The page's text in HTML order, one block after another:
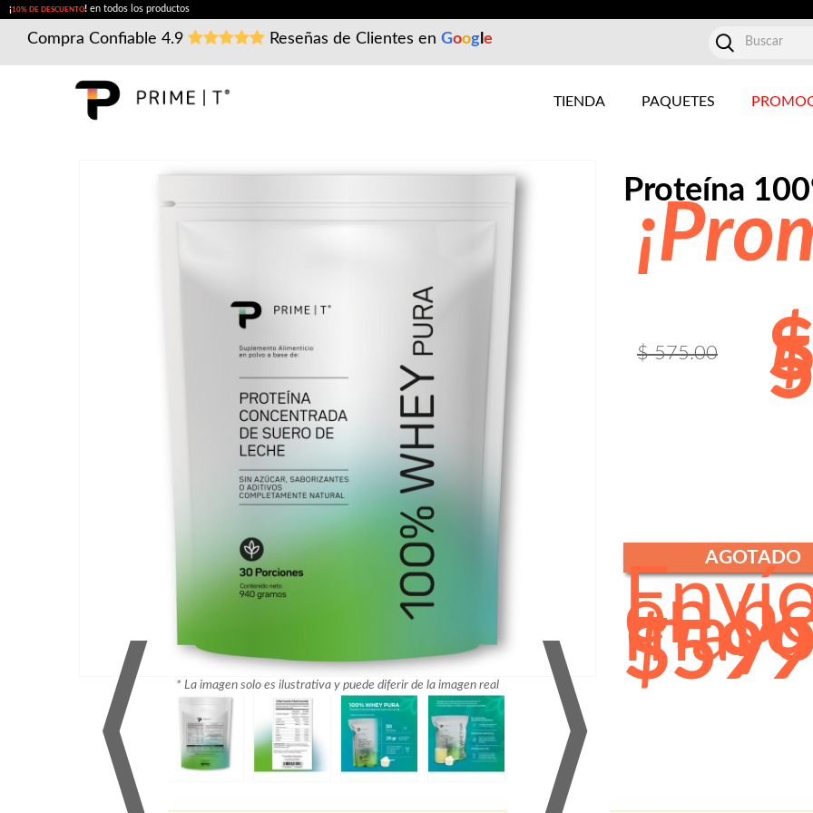
¡10% DE DESCUENTO!en todos los productos
Compra Confiable 4.9 Reseñas de Clientes en Goog e
TIENDA PAQUETES
* La imagen solo es ilustrativa y puede diferir de la imagen real
⟨ ⟩
Proteína
$ 575.00 $
AGOTADO
en
$599